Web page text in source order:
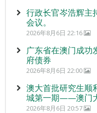
行政长官岑浩辉主
会议。
2026年8月6日 22:16
广东省在澳门成功
府债券
2026年8月6日 22:00
澳大首批研究生顺
城第一期——澳门
2026年8月6日 20:57